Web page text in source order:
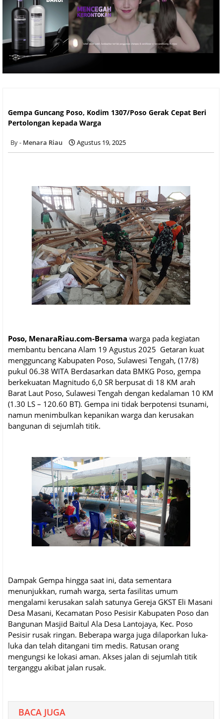
Gempa Guncang Poso, Kodim 1307/Poso Gerak Cepat Beri
Pertolongan kepada Warga
Menara Riau Agustus 19, 2025
Poso, MenaraRiau.com-Bersama warga pada kegiatan
membantu bencana Alam 19 Agustus 2025 Getaran kuat
mengguncang Kabupaten Poso, Sulawesi Tengah, (17/8)
pukul 06.38 WITA Berdasarkan data BMKG Poso, gempa
berkekuatan Magnitudo 6,0 SR berpusat di 18 KM arah
Barat Laut Poso, Sulawesi Tengah dengan kedalaman 10 KM
(1.30 LS – 120.60 BT). Gempa ini tidak berpotensi tsunami,
namun menimbulkan kepanikan warga dan kerusakan
bangunan di sejumlah titik.
Dampak Gempa hingga saat ini, data sementara
menunjukkan, rumah warga, serta fasilitas umum
mengalami kerusakan salah satunya Gereja GKST Eli Masani
Desa Masani, Kecamatan Poso Pesisir Kabupaten Poso dan
Bangunan Masjid Baitul Ala Desa Lantojaya, Kec. Poso
Pesisir rusak ringan. Beberapa warga juga dilaporkan luka-
luka dan telah ditangani tim medis. Ratusan orang
mengungsi ke lokasi aman. Akses jalan di sejumlah titik
terganggu akibat jalan rusak.
BACA JUGA